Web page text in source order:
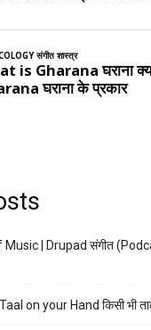
| Drupad संगीत
on your Hand किसी भी